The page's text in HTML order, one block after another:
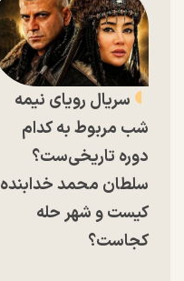
سریال رویای نیمه
شب مربوط به کدام
دوره تاریخی‌ست؟
سلطان محمد خدابنده
کیست و شهر حله
کجاست؟